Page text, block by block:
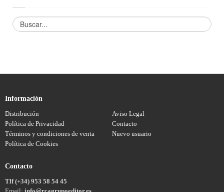
Información
Distribución
Aviso Legal
Política de Privacidad
Contacto
Términos y condiciones de venta
Nuevo usuario
Política de Cookies
Contacto
Tlf (+34) 953 58 54 45